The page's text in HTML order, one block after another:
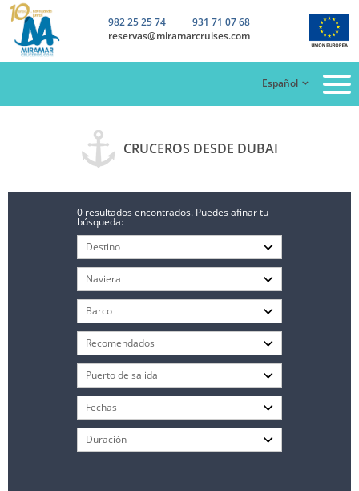
982 25 25 74
931 71 07 68
reservas@miramarcruises.com
Español
CRUCEROS DESDE DUBAI
0 resultados encontrados. Puedes afinar tu
búsqueda: